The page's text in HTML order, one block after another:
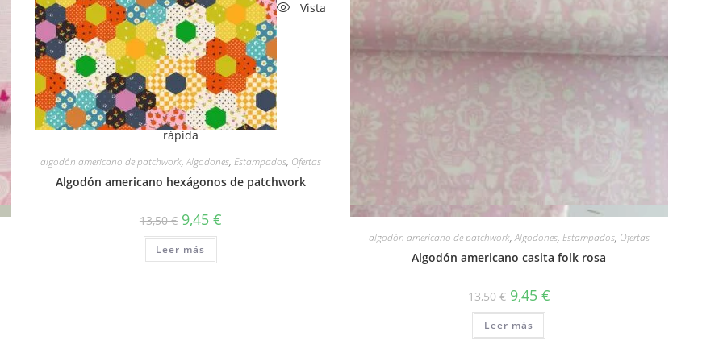
Vista
rápida
algodón americano de patchwork,Algodones, Estampados, Ofertas
Algodón americano hexágonos de patchwork
13,50€ El
precio
original
era:
13,50 €.
9,45 €El
precio
Leer más
Vista rápida
algodón americano de patchwork,Algodones, Estampados, Ofertas
Algodón americano casita folk rosa
13,50€ El
precio
original
era:
13,50 €.
9,45 €El
precio
Leer más